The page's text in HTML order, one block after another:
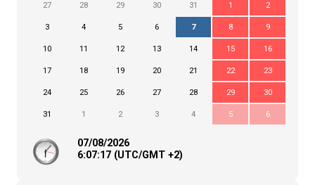
27 28 29 30 31 1 2
3 4 5 6 7 8 9
10 11 12 13 14 15 16
17 18 19 20 21 22 23
24 25 26 27 28 29 30
31 1 2 3 4 5 6
07/08/2026
6:07:17 (UTC/GMT +2)